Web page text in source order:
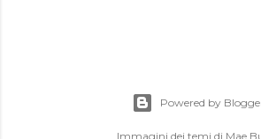
Powered by
Immagini dei temi di Mae